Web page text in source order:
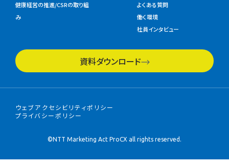
健康経営の推進/CSRの取り組
み
よくある質問
働く環境
社員インタビュー
資料ダウンロード
ウェブアクセシビリティポリシー
プライバシーポリシー
©NTT Marketing Act ProCX all rights reserved.